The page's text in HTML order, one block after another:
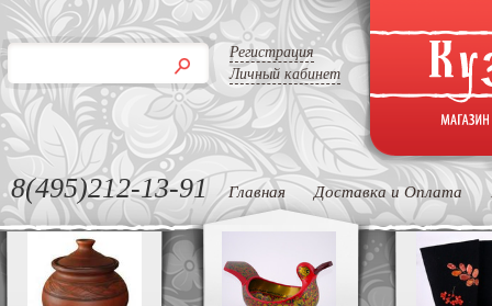
Регистрация
Личный кабинет
8(495)212-13-91 Главная Доставка и Оплата